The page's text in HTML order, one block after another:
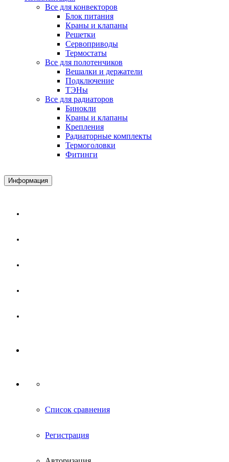
Все для конвекторов
Блок питания
Краны и клапаны
Решетки
Сервоприводы
Термостаты
Все для полотенчиков
Вешалки и держатели
Подключение
ТЭНы
Все для радиаторов
Бинокли
Краны и клапаны
Крепления
Радиаторные комплекты
Термоголовки
Фитинги
Информация
Список сравнения
Регистрация